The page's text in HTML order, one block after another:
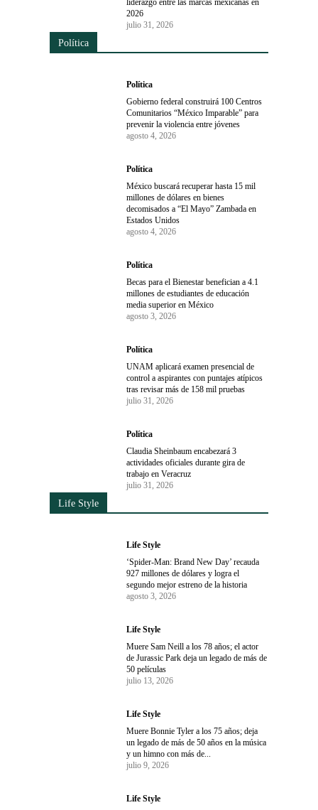
liderazgo entre las marcas mexicanas en
2026
julio 31, 2026
Política
Política
Gobierno federal construirá 100 Centros
Comunitarios “México Imparable” para
prevenir la violencia entre jóvenes
agosto 4, 2026
Política
México buscará recuperar hasta 15 mil
millones de dólares en bienes
decomisados a “El Mayo” Zambada en
Estados Unidos
agosto 4, 2026
Política
Becas para el Bienestar benefician a 4.1
millones de estudiantes de educación
media superior en México
agosto 3, 2026
Política
UNAM aplicará examen presencial de
control a aspirantes con puntajes atípicos
tras revisar más de 158 mil pruebas
julio 31, 2026
Política
Claudia Sheinbaum encabezará 3
actividades oficiales durante gira de
trabajo en Veracruz
julio 31, 2026
Life Style
Life Style
‘Spider-Man: Brand New Day’ recauda
927 millones de dólares y logra el
segundo mejor estreno de la historia
agosto 3, 2026
Life Style
Muere Sam Neill a los 78 años; el actor
de Jurassic Park deja un legado de más de
50 películas
julio 13, 2026
Life Style
Muere Bonnie Tyler a los 75 años; deja
un legado de más de 50 años en la música
y un himno con más de...
julio 9, 2026
Life Style